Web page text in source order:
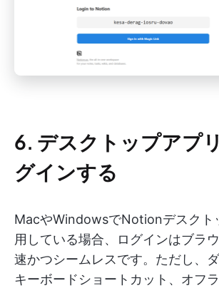
6. デスクトップアプ
グインする
MacやWindowsでNotionデスクト
用している場合、ログインはブラ
速かつシームレスです。ただし、ダ
キーボードショートカット、オフ